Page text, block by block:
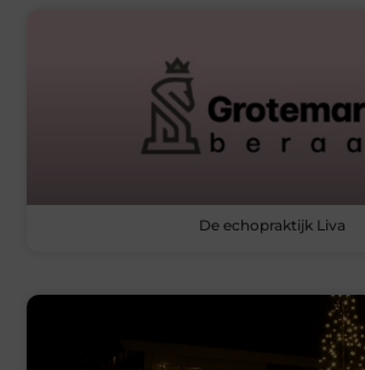
De echopraktijk Liva